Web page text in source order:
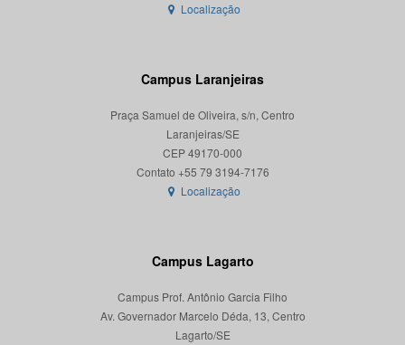
Localização
Campus Laranjeiras
Praça Samuel de Oliveira, s/n, Centro
Laranjeiras/SE
CEP 49170-000
Localização
Campus Lagarto
Campus Prof. Antônio Garcia Filho
Av. Governador Marcelo Déda, 13, Centro
Lagarto/SE